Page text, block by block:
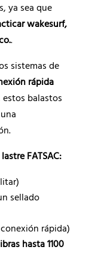
ya sea que
wakesurf,
.
sistemas de
rápida
estos balastos
FATSAC:
sellado
rápida)
hasta 1100